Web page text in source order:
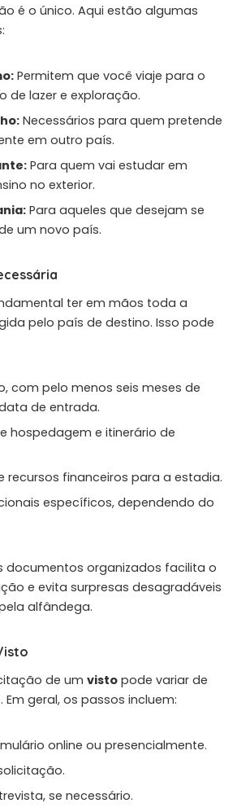
é o único. Aqui estão algumas
Permitem que você viaje para o
de lazer e exploração.
Necessários para quem pretende
em outro país.
Para quem vai estudar em
no exterior.
Para aqueles que desejam se
um novo país.
ter em mãos toda a
pelo país de destino. Isso pode
com pelo menos seis meses de
de entrada.
hospedagem e itinerário de
recursos financeiros para a estadia.
específicos, dependendo do
documentos organizados facilita o
e evita surpresas desagradáveis
alfândega.
de um visto pode variar de
geral, os passos incluem:
online ou presencialmente.
se necessário.